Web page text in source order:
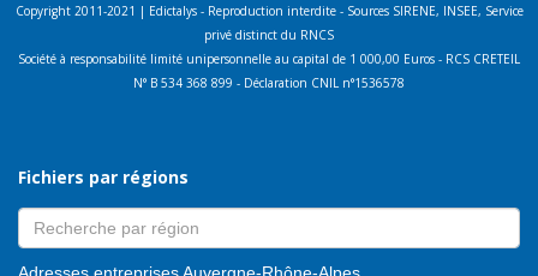
Copyright 2011-2021 | Edictalys - Reproduction interdite - Sources SIRENE, INSEE, Service
privé distinct du RNCS
Société à responsabilité limité unipersonnelle au capital de 1 000,00 Euros - RCS CRETEIL
N° B 534 368 899 - Déclaration CNIL n°1536578
Fichiers par régions